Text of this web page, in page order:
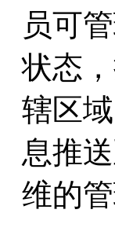
员可
状态
辖区
息推
维的管